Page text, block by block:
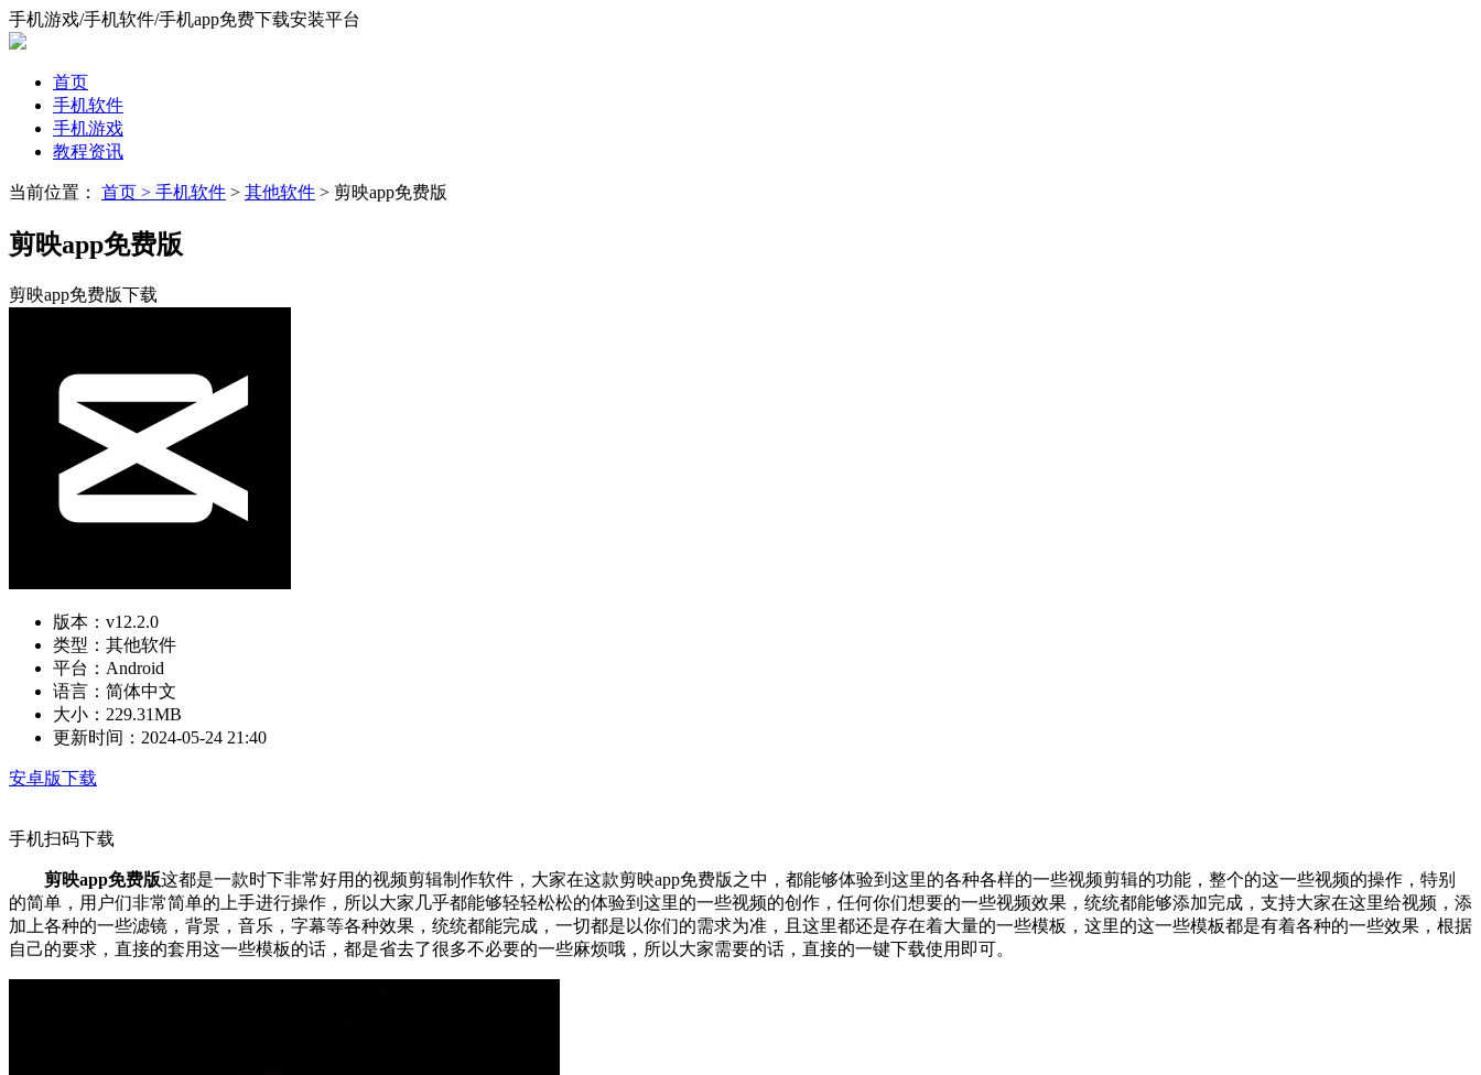
手机游戏/手机软件/手机app免费下载安装平台
首页
手机软件
手机游戏
教程资讯
当前位置： 首页 > 手机软件 > 其他软件 > 剪映app免费版
剪映app免费版
剪映app免费版下载
版本： v12.2.0
类型： 其他软件
平台： Android
语言： 简体中文
大小： 229.31MB
更新时间： 2024-05-24 21:40
安卓版下载
手机扫码下载
剪映app免费版这都是一款时下非常好用的视频剪辑制作软件，大家在这款剪映app免费版之中，都能够体验到这里的各种各样的一些视频剪辑的功能，整个的这一些视频的操作，特别
的简单，用户们非常简单的上手进行操作，所以大家几乎都能够轻轻松松的体验到这里的一些视频的创作，任何你们想要的一些视频效果，统统都能够添加完成，支持大家在这里给视频，添
加上各种的一些滤镜，背景，音乐，字幕等各种效果，统统都能完成，一切都是以你们的需求为准，且这里都还是存在着大量的一些模板，这里的这一些模板都是有着各种的一些效果，根据
自己的要求，直接的套用这一些模板的话，都是省去了很多不必要的一些麻烦哦，所以大家需要的话，直接的一键下载使用即可。